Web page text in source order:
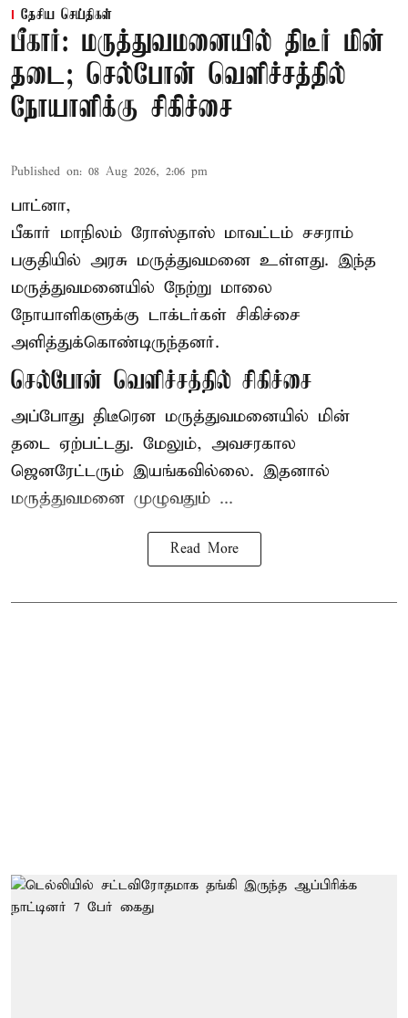
தேசிய செய்திகள்
பீகார்: மருத்துவமனையில் திடீர் மின்
தடை; செல்போன் வெளிச்சத்தில்
நோயாளிக்கு சிகிச்சை
Published on: 08 Aug 2026, 2:06 pm
பாட்னா,
பீகார் மாநிலம் ரோஸ்தாஸ் மாவட்டம் சசராம்
பகுதியில் அரசு மருத்துவமனை உள்ளது. இந்த
மருத்துவமனையில் நேற்று மாலை
நோயாளிகளுக்கு டாக்டர்கள் சிகிச்சை
அளித்துக்கொண்டிருந்தனர்.
செல்போன் வெளிச்சத்தில் சிகிச்சை
அப்போது திடீரென மருத்துவமனையில் மின்
தடை ஏற்பட்டது. மேலும், அவசரகால
ஜெனரேட்டரும் இயங்கவில்லை. இதனால்
மருத்துவமனை முழுவதும் ...
Read More